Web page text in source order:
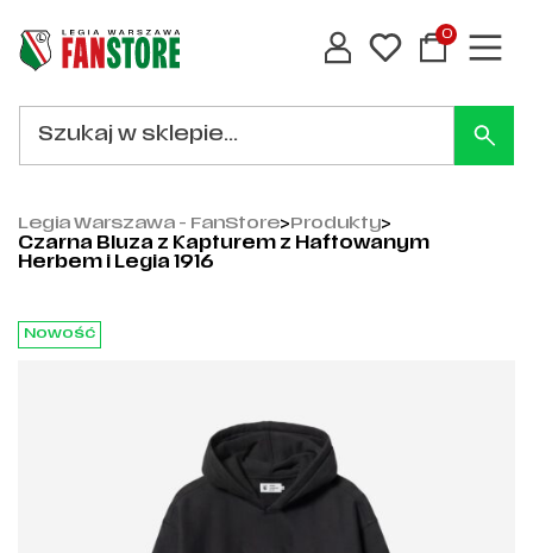
0
Legia Warszawa - FanStore>Produkty>
Czarna Bluza z Kapturem z Haftowanym
Herbem i Legia 1916
Nowość